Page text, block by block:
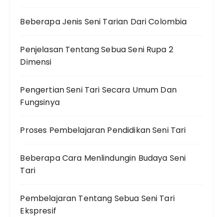
Beberapa Jenis Seni Tarian Dari Colombia
Penjelasan Tentang Sebua Seni Rupa 2
Dimensi
Pengertian Seni Tari Secara Umum Dan
Fungsinya
Proses Pembelajaran Pendidikan Seni Tari
Beberapa Cara Menlindungin Budaya Seni
Tari
Pembelajaran Tentang Sebua Seni Tari
Ekspresif